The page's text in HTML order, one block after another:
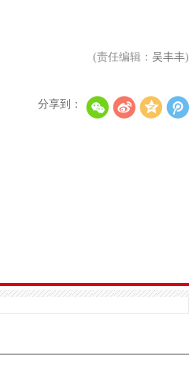
(责任编辑： 吴丰丰)
分享到：